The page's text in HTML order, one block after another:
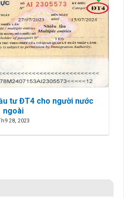
tư ĐT4 cho người nước
ngoài
28, 2023